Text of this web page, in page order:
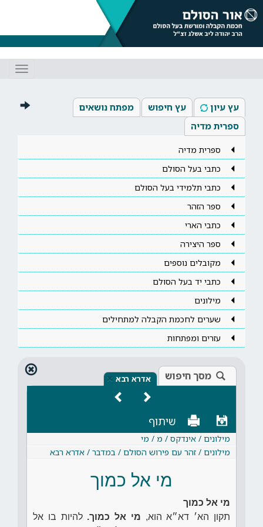
עץ עיון עץ חיפוש
מפתח נושאים
ספרית מדיה
ספרית מדיה
כתבי בעל הסולם
כתבי תלמידי בעל הסולם
ספר הזהר
כתבי הארי
ספר היצירה
מקובלים נוספים
כתבי יד בעל הסולם
מילונים
שערים לחכמת הקבלה למתחילים
עזרים ומפתחות
מסך חיפוש אדרא רבא ×
שיתוף
מילונים / אינדקס / מ / מי
מילונים / זהר עם פירוש הסולם / במדבר / אדרא רבא
מי אל כמוך
מי אל כמוך
תקון הא׳ דא״א הוא, מי אל כמוך. להיות בו אל